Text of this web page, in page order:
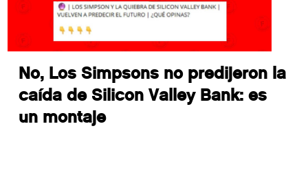
No, Los Simpsons no predijeron la
caída de Silicon Valley Bank: es
un montaje